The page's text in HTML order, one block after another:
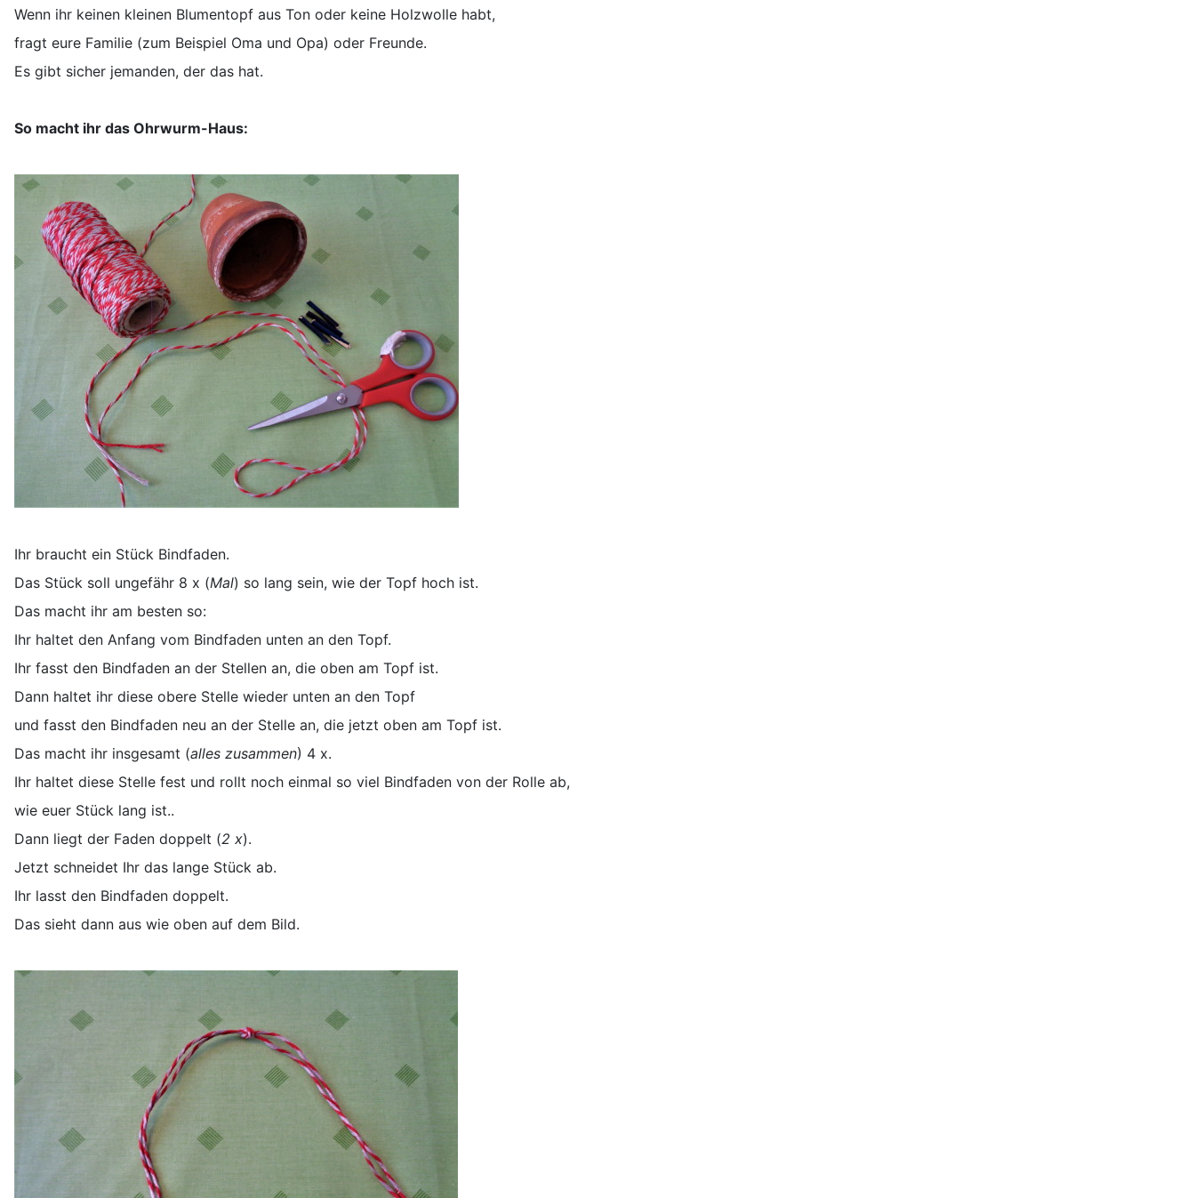
Wenn ihr keinen kleinen Blumentopf aus Ton oder keine Holzwolle habt,
fragt eure Familie (zum Beispiel Oma und Opa) oder Freunde.
Es gibt sicher jemanden, der das hat.
So macht ihr das Ohrwurm-Haus:
Ihr braucht ein Stück Bindfaden.
Das Stück soll ungefähr 8 x (Mal) so lang sein, wie der Topf hoch ist.
Das macht ihr am besten so:
Ihr haltet den Anfang vom Bindfaden unten an den Topf.
Ihr fasst den Bindfaden an der Stellen an, die oben am Topf ist.
Dann haltet ihr diese obere Stelle wieder unten an den Topf
und fasst den Bindfaden neu an der Stelle an, die jetzt oben am Topf ist.
Das macht ihr insgesamt (alles zusammen) 4 x.
Ihr haltet diese Stelle fest und rollt noch einmal so viel Bindfaden von der Rolle ab,
wie euer Stück lang ist..
Dann liegt der Faden doppelt (2 x).
Jetzt schneidet Ihr das lange Stück ab.
Ihr lasst den Bindfaden doppelt.
Das sieht dann aus wie oben auf dem Bild.